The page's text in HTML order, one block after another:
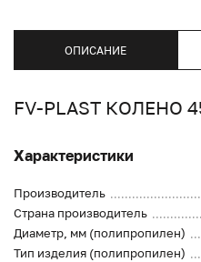
ОПИСАНИЕ
FV-PLAST КОЛЕНО
Характеристики
Производитель
Страна производитель
Диаметр, мм (полипропилен)
Тип изделия (полипропилен)